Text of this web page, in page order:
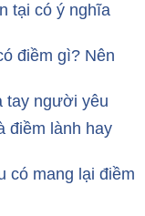
tại có ý nghĩa
điềm gì? Nên
tay người yêu
điềm lành hay
có mang lại điềm